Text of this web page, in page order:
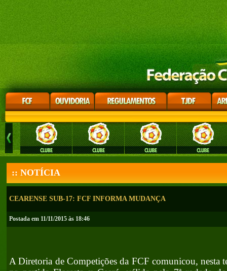
:: NOTÍCIA
CEARENSE SUB-17: FCF INFORMA MUDANÇA
Postada em 11/11/2015 às 18:46
A Diretoria de Competições da FCF comunicou, nesta